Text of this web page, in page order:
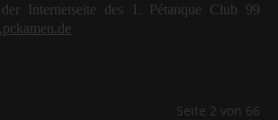
Internetseite des 1. Pétanque Club 99
Seite 2 von 66